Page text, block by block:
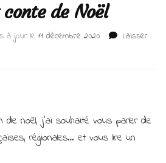
de Noël
à jour le 11 décembre 2020
Laisser
de noël, j’ai souhaité vous parler de
régionales… et vous lire un